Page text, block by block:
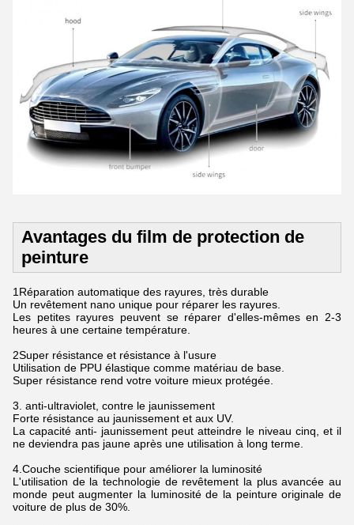
Avantages du film de protection de
peinture
1Réparation automatique des rayures, très durable
Un revêtement nano unique pour réparer les rayures.
Les petites rayures peuvent se réparer d'elles-mêmes en 2-3
heures à une certaine température.
2Super résistance et résistance à l'usure
Utilisation de PPU élastique comme matériau de base.
Super résistance rend votre voiture mieux protégée.
3. anti-ultraviolet, contre le jaunissement
Forte résistance au jaunissement et aux UV.
La capacité anti- jaunissement peut atteindre le niveau cinq, et il
ne deviendra pas jaune après une utilisation à long terme.
4.Couche scientifique pour améliorer la luminosité
L'utilisation de la technologie de revêtement la plus avancée au
monde peut augmenter la luminosité de la peinture originale de
voiture de plus de 30%.